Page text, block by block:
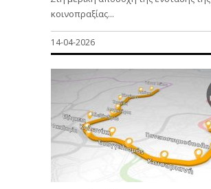
κοινοπραξίας...
14-04-2026